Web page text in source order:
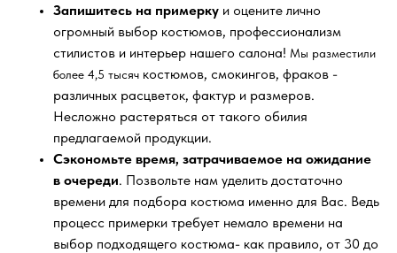
Запишитесь на примерку и оцените лично
огромный выбор костюмов, профессионализм
стилистов и интерьер нашего салона! Мы разместили
более 4,5 тысяч костюмов, смокингов, фраков -
различных расцветок, фактур и размеров.
Несложно растеряться от такого обилия
предлагаемой продукции.
Сэкономьте время, затрачиваемое на ожидание
в очереди. Позвольте нам уделить достаточно
времени для подбора костюма именно для Вас. Ведь
процесс примерки требует немало времени на
выбор подходящего костюма- как правило, от 30 до